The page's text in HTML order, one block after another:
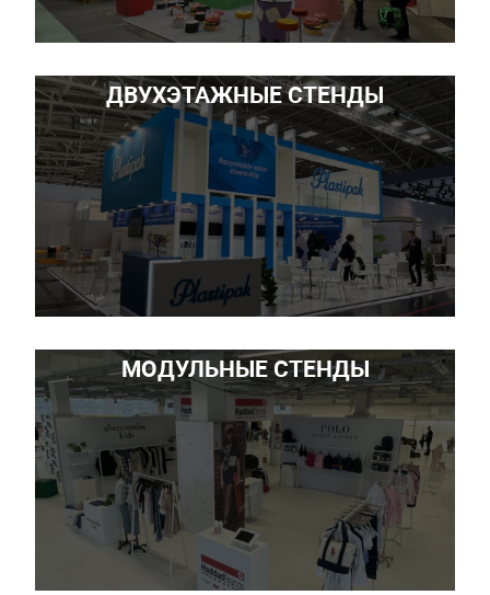
ДВУХЭТАЖНЫЕ СТЕНДЫ
МОДУЛЬНЫЕ СТЕНДЫ